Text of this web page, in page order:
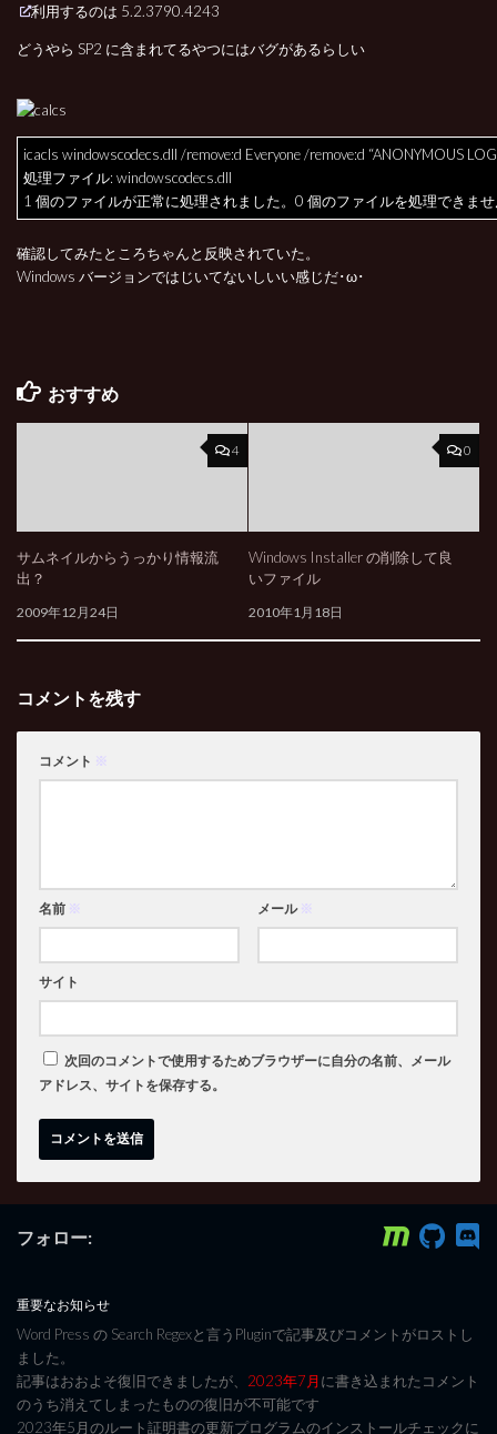
利用するのは 5.2.3790.4243
どうやら SP2 に含まれてるやつにはバグがあるらしい
icacls windowscodecs.dll /remove:d Everyone /remove:d “ANONYMOUS
処理ファイル: windowscodecs.dll
1 個のファイルが正常に処理されました。0 個のファイルを処理できま
確認してみたところちゃんと反映されていた。
Windows バージョンではじいてないしいい感じだ･ω･
おすすめ
4
サムネイルからうっかり情報流
出？
2009年12月24日
0
Windows Installer の削除して良
いファイル
2010年1月18日
コメントを残す
コメント ※
名前 ※ メール ※
サイト
次回のコメントで使用するためブラウザーに自分の名前、メール
アドレス、サイトを保存する。
フォロー:
重要なお知らせ
Word Press の Search Regexと言うPluginで記事及びコメントがロストし
ました。
記事はおおよそ復旧できましたが、 2023年7月に書き込まれたコメント
のうち消えてしまったものの復旧が不可能です
2023年5月のルート証明書の更新プログラムのインストールチェックに